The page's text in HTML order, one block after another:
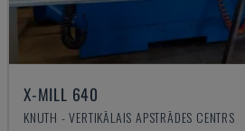
X-MILL 640
KNUTH - VERTIKĀLAIS APSTRĀDES CENTRS